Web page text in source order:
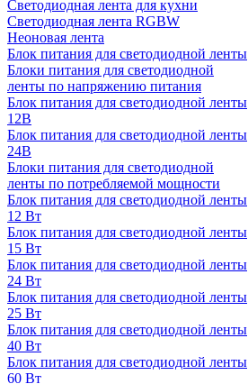
Светодиодная лента для кухни
Светодиодная лента RGBW
Неоновая лента
Блок питания для светодиодной ленты
Блоки питания для светодиодной
ленты по напряжению питания
Блок питания для светодиодной ленты
12В
Блок питания для светодиодной ленты
24В
Блоки питания для светодиодной
ленты по потребляемой мощности
Блок питания для светодиодной ленты
12 Вт
Блок питания для светодиодной ленты
15 Вт
Блок питания для светодиодной ленты
24 Вт
Блок питания для светодиодной ленты
25 Вт
Блок питания для светодиодной ленты
40 Вт
Блок питания для светодиодной ленты
60 Вт